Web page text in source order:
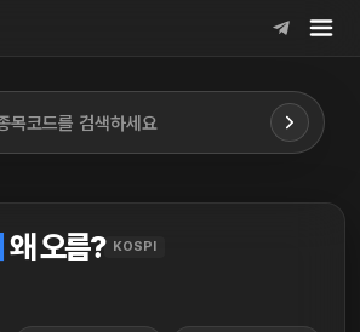
왜 오름? KOSPI